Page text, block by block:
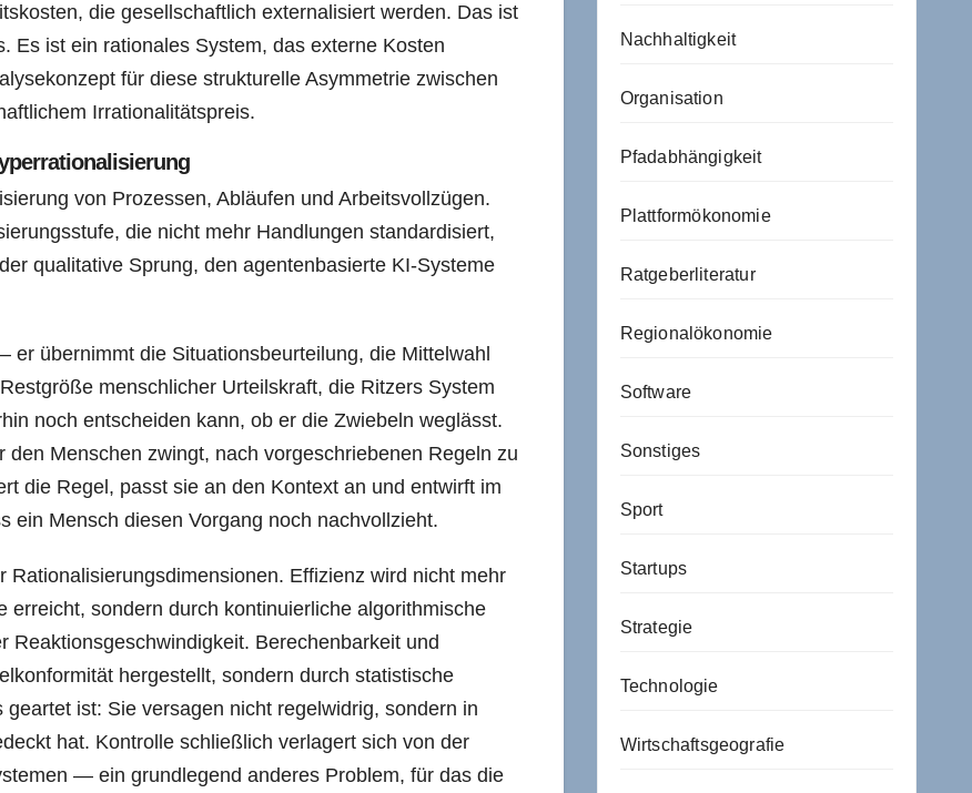
die gesellschaftlich externalisiert werden. Das ist
Es ist ein rationales System, das externe Kosten
für diese strukturelle Asymmetrie zwischen
Irrationalitätspreis.
von Prozessen, Abläufen und Arbeitsvollzügen.
die nicht mehr Handlungen standardisiert,
qualitative Sprung, den agentenbasierte KI-Systeme
übernimmt die Situationsbeurteilung, die Mittelwahl
menschlicher Urteilskraft, die Ritzers System
noch entscheiden kann, ob er die Zwiebeln weglässt.
Menschen zwingt, nach vorgeschriebenen Regeln zu
die Regel, passt sie an den Kontext an und entwirft im
Mensch diesen Vorgang noch nachvollzieht.
Effizienz wird nicht mehr
sondern durch kontinuierliche algorithmische
Berechenbarkeit und
hergestellt, sondern durch statistische
ist: Sie versagen nicht regelwidrig, sondern in
hat. Kontrolle schließlich verlagert sich von der
— ein grundlegend anderes Problem, für das die
Nachhaltigkeit
Organisation
Pfadabhängigkeit
Plattformökonomie
Ratgeberliteratur
Regionalökonomie
Software
Sonstiges
Sport
Startups
Strategie
Technologie
Wirtschaftsgeografie